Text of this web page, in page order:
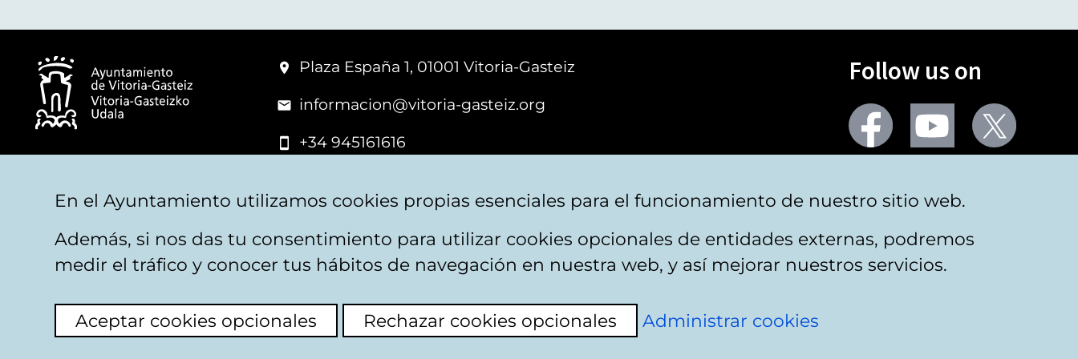
Plaza España 1, 01001 Vitoria-Gasteiz
informacion@vitoria-gasteiz.org
+34 945161616
Follow us on
Facebook Youtube
Legal warning Privacy Politica de cookies Website map Accessibility Contact
En el Ayuntamiento utilizamos cookies propias esenciales para el funcionamiento de nuestro sitio web.
Además, si nos das tu consentimiento para utilizar cookies opcionales de entidades externas, podremos
medir el tráfico y conocer tus hábitos de navegación en nuestra web, y así mejorar nuestros servicios.
Aceptar cookies opcionales Rechazar cookies opcionales Administrar cookies